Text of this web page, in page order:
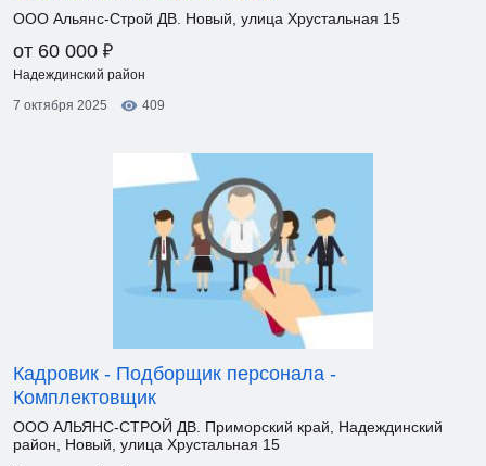
ООО Альянс-Строй ДВ. Новый, улица Хрустальная 15
от 60 000 ₽
Надеждинский район
7 октября 2025
409
Кадровик - Подборщик персонала -
Комплектовщик
ООО АЛЬЯНС-СТРОЙ ДВ. Приморский край, Надеждинский
район, Новый, улица Хрустальная 15